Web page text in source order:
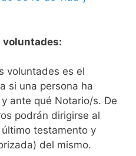
voluntades es el
si una persona ha
ante qué Notario/s. De
podrán dirigirse al
testamento y
del mismo.